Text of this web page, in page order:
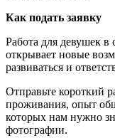
Как подать заявку
Работа для девушек
открывает новые
развиваться и
Отправьте короткий
проживания, опыт
которых нам нужно
фотографии.